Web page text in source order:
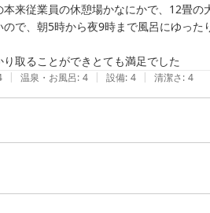
来従業員の休憩場かなにかで、12畳の
で、朝5時から夜9時まで風呂にゆった
取ることができとても満足でした
| 温泉・お風呂: 4 | 設備: 4 | 清潔さ: 4